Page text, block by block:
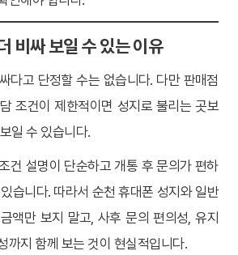
비싸 보일 수 있는 이유
다고 단정할 수는 없습니다. 다만 판매점
조건이 제한적이면 성지로 불리는 곳보
일 수 있습니다.
건 설명이 단순하고 개통 후 문의가 편하
습니다. 따라서 순천 휴대폰 성지와 일반
액만 보지 말고, 사후 문의 편의성, 유지
까지 함께 보는 것이 현실적입니다.